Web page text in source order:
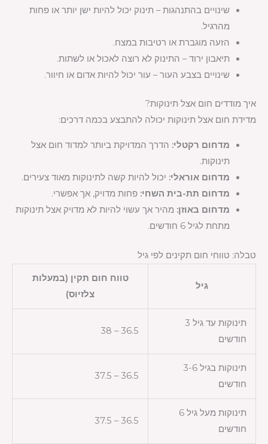
שינויים בהתנהגות – תינוק יכול להיות ישן יותר או פחות
מהרגיל.
הזעה מוגברת או רטיבות במצח.
תיאבון ירוד – התינוק לא רוצה לאכול או לשתות.
שינויים בצבע העור – עור יכול להיות אדום או חיוור.
איך מודדים חום אצל תינוקות?
מדידת חום אצל תינוקות יכולה להתבצע בכמה דרכים:
מדחום רקטלי: הדרך המדויקת ביותר למדוד חום אצל
תינוקות.
מדחום אוראלי: יכול להיות קשה לתינוקות מאוד צעירים.
מדחום תת-בית השחי: פחות מדויק, אך אפשרי.
מדחום באוזן: מהיר אך עשוי להיות לא מדויק אצל תינוקות
מתחת לגיל 6 חודשים.
טבלה: טווחי חום תקינים לפי גיל
גיל
טווח חום תקין (במעלות
צלזיוס)
תינוקות עד גיל 3
חודשים
36.5 – 38
תינוקות בגיל 3-6
חודשים
36.5 – 37.5
תינוקות מעל גיל 6
חודשים
36.5 – 37.5